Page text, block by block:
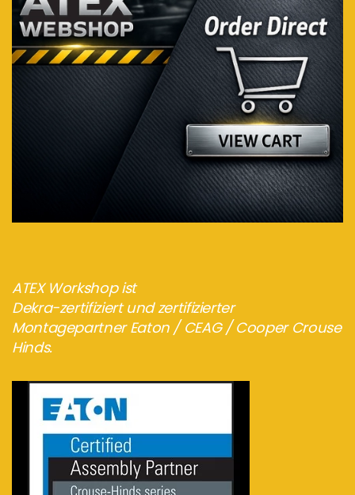
ATEX Workshop ist
Dekra-zertifiziert und zertifizierter
Montagepartner Eaton / CEAG / Cooper Crouse
Hinds.